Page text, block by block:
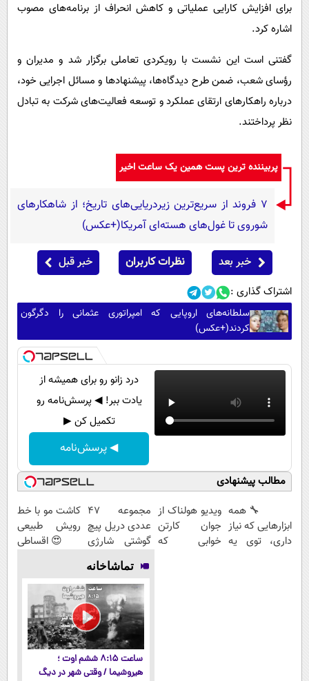
برای افزایش کارایی عملیاتی و کاهش انحراف از برنامه‌های مصوب
اشاره کرد.
گفتنی است این نشست با رویکردی تعاملی برگزار شد و مدیران و
رؤسای شعب، ضمن طرح دیدگاه‌ها، پیشنهادها و مسائل اجرایی خود،
درباره راهکارهای ارتقای عملکرد و توسعه فعالیت‌های شرکت به تبادل
نظر پرداختند.
پربیننده ترین پست همین یک ساعت اخیر
۷ فروند از سریع‌ترین زیردریایی‌های تاریخ؛ از شاهکارهای
شوروی تا غول‌های هسته‌ای آمریکا(+عکس)
خبر بعد نظرات کاربران خبر قبل
اشتراک گذاری :
سلطانه‌های اروپایی که امپراتوری عثمانی را دگرگون
کردند(+عکس)
درد زانو رو برای همیشه از
یادت ببر! ◀ پرسش‌نامه رو
تکمیل کن ▶
◀ پرسش‌نامه
مطالب پیشنهادی
🔧 همه
ابزارهایی که نیاز
داری، توی یه
ویدیو هولناک از
جوان کارتن
خوابی که
مجموعه 47
عددی دریل پیچ
گوشتی شارژی
(تخفیف به
مدت محدود)
کاشت مو با خط
رویش طبیعی
😍 اقساطی
تماشاخانه
ساعت ۸:۱۵ ششم اوت ؛
هیروشیما / وقتی شهر در دیگ